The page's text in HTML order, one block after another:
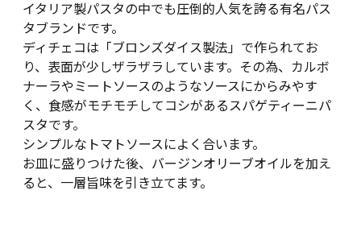
イタリア製パスタの中でも圧倒的人気を誇る有名パス
タブランドです。
ディチェコは「ブロンズダイス製法」で作られてお
り、表面が少しザラザラしています。その為、カルボ
ナーラやミートソースのようなソースにからみやす
く、食感がモチモチしてコシがあるスパゲティーニパ
スタです。
シンプルなトマトソースによく合います。
お皿に盛りつけた後、バージンオリーブオイルを加え
ると、一層旨味を引き立てます。